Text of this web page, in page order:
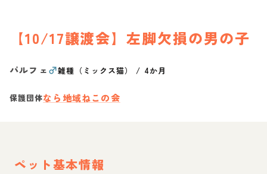
【10/17譲渡会】左脚欠損の男の子
パルフェ♂雑種（ミックス猫） / 4か月
保護団体なら地域ねこの会
ペット基本情報